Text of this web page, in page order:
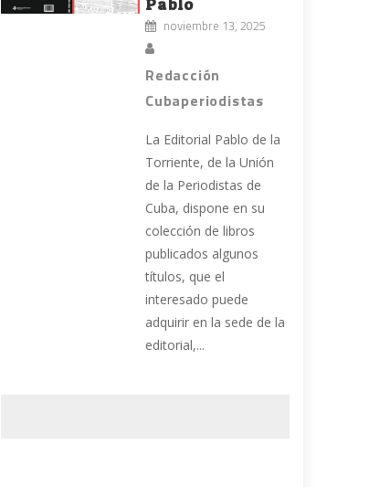
Pablo
noviembre 13, 2025
Redacción
Cubaperiodistas
La Editorial Pablo de la
Torriente, de la Unión
de la Periodistas de
Cuba, dispone en su
colección de libros
publicados algunos
títulos, que el
interesado puede
adquirir en la sede de la
editorial,...